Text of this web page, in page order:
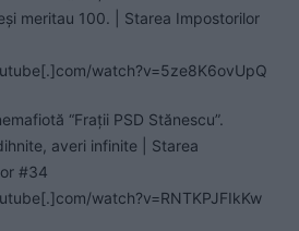
meritau 100. | Starea Impostorilor
watch?v=5ze8K6ovUpQ
“Frații PSD Stănescu”.
averi infinite | Starea
#34
watch?v=RNTKPJFIkKw